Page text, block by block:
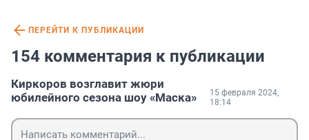
ПЕРЕЙТИ К ПУБЛИКАЦИИ
154 комментария к публикации
Киркоров возглавит жюри
юбилейного сезона шоу «Маска»
15 февраля 2024,
18:14